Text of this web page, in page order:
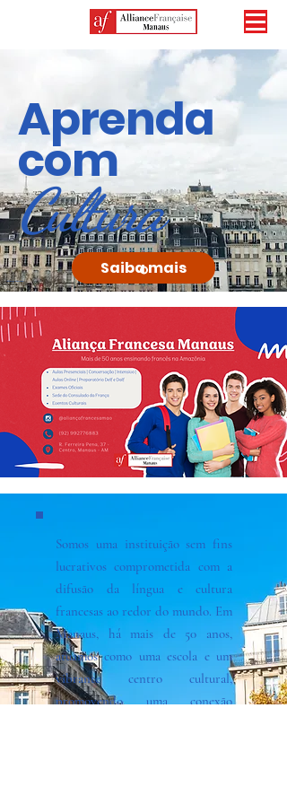
Aprenda
com
Cultura
Aliança francesa
Saiba mais
Somos uma instituição sem fins
lucrativos comprometida com a
difusão da língua e cultura
francesas ao redor do mundo. Em
Manaus, há mais de 50 anos,
atuamos como uma escola e um
vibrante centro cultural,
promovendo uma conexão